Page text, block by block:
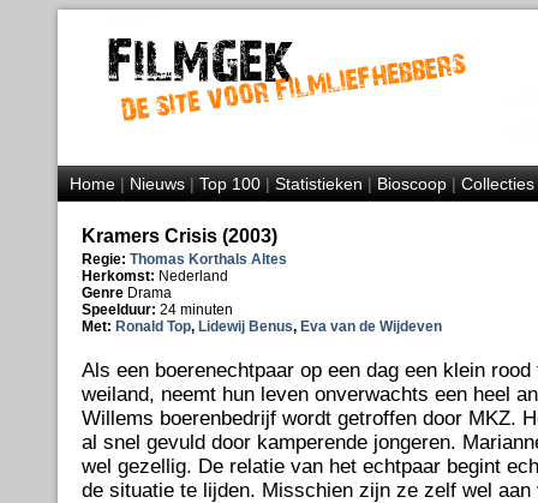
Home|Nieuws|Top 100|Statistieken|Bioscoop|Collecties
Kramers Crisis (2003)
Regie: Thomas Korthals Altes
Herkomst: Nederland
Genre Drama
Speelduur: 24 minuten
Met: Ronald Top, Lidewij Benus, Eva van de Wijdeven
Als een boerenechtpaar op een dag een klein
weiland, neemt hun leven onverwachts een heel
Willems boerenbedrijf wordt getroffen door MKZ.
al snel gevuld door kamperende jongeren.
wel gezellig. De relatie van het echtpaar begint
de situatie te lijden. Misschien zijn ze zelf wel aan